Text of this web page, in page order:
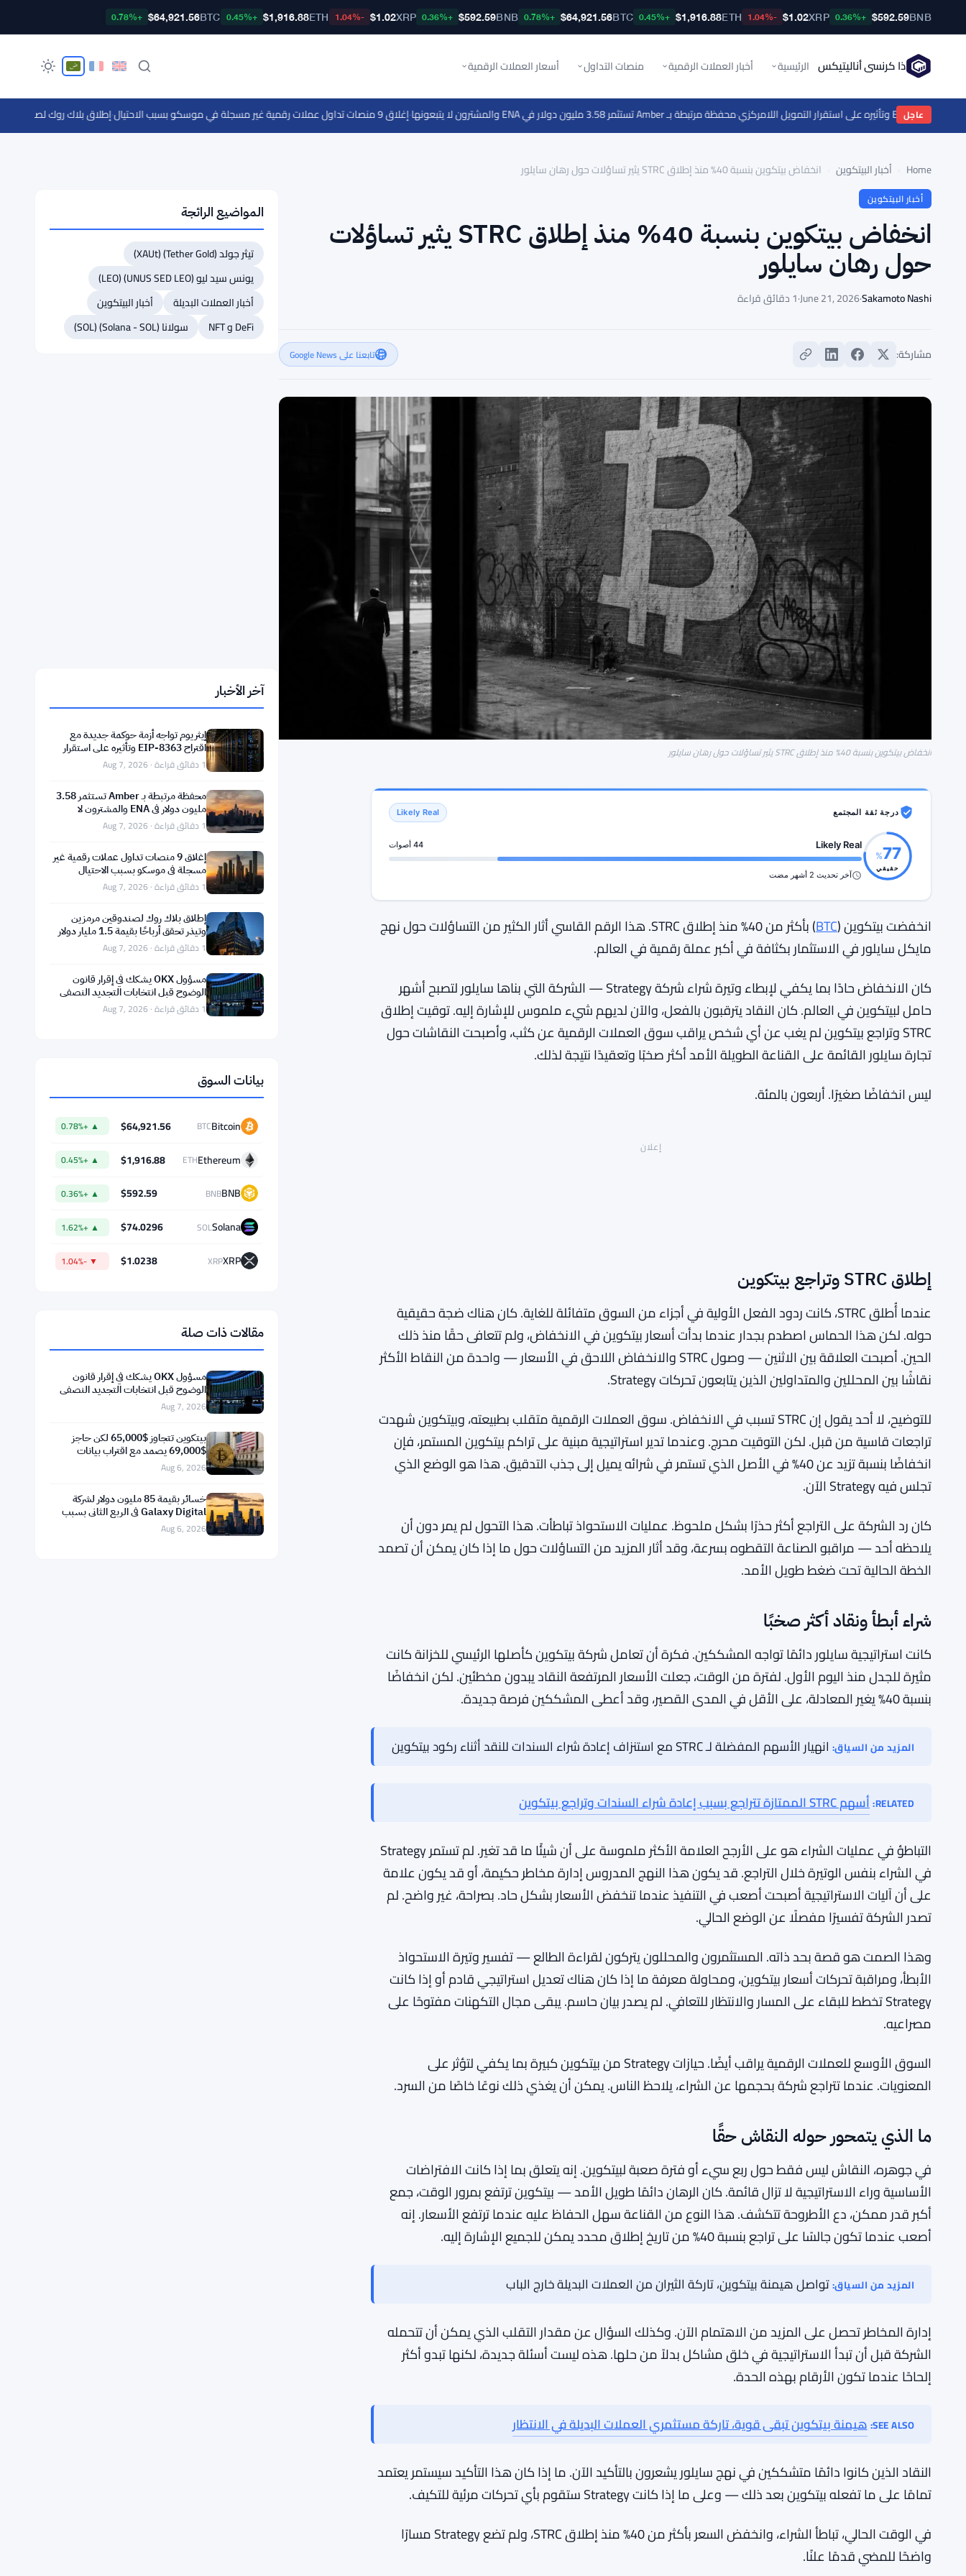
BNB
$592.59
+0.36%
XRP
$1.02
-1.04%
ETH
$1,916.88
+0.45%
BTC
$64,921.56
+0.78%
BNB
$592.59
+0.36%
XRP
$1.02
-1.04%
ETH
$1,916.88
+0.45%
BTC
$64,921.56
+0.78%
ذا كرنسي أناليتيكس الرئيسية أخبار العملات الرقمية منصات التداول أسعار العملات الرقمية
عاجل ·محفظة مرتبطة بـ Amber تستثمر 3.58 مليون دولار في ENA والمشترون لا يتبعونها ·إغلاق 9 منصات تداول عملات رقمية غير مسجلة في موسكو بسبب الاحتيال ·إطلاق بلاك روك لصندوقين مرمزين وتيذر تحقق
Home أخبار البيتكوين انخفاض بيتكوين بنسبة 40% منذ إطلاق STRC يثير تساؤلات حول رهان سايلور
أخبار البيتكوين
انخفاض بيتكوين بنسبة 40% منذ إطلاق STRC يثير تساؤلات
حول رهان سايلور
Sakamoto Nashi
·
June 21, 2026
·1 دقائق قراءة
مشاركة: تابعنا على Google News
انخفاض بيتكوين بنسبة 40% منذ إطلاق STRC يثير تساؤلات حول رهان سايلور
درجة ثقة المجتمع Likely Real
77
%
حقيقي
Likely Real 44 أصوات
آخر تحديث 2 أشهر مضت
انخفضت بيتكوين (BTC
) بأكثر من 40% منذ إطلاق STRC. هذا الرقم القاسي أثار الكثير من التساؤلات حول نهج
مايكل سايلور في الاستثمار بكثافة في أكبر عملة رقمية في العالم.
كان الانخفاض حادًا بما يكفي لإبطاء وتيرة شراء شركة Strategy — الشركة التي بناها سايلور لتصبح أشهر
حامل لبيتكوين في العالم. كان النقاد يترقبون بالفعل، والآن لديهم شيء ملموس للإشارة إليه. توقيت إطلاق
STRC وتراجع بيتكوين لم يغب عن أي شخص يراقب سوق العملات الرقمية عن كثب، وأصبحت النقاشات حول
تجارة سايلور القائمة على القناعة الطويلة الأمد أكثر صخبًا وتعقيدًا نتيجة لذلك.
ليس انخفاضًا صغيرًا. أربعون بالمئة.
إعلان
إطلاق STRC وتراجع بيتكوين
عندما أُطلق STRC، كانت ردود الفعل الأولية في أجزاء من السوق متفائلة للغاية. كان هناك ضجة حقيقية
حوله. لكن هذا الحماس اصطدم بجدار عندما بدأت أسعار بيتكوين في الانخفاض، ولم تتعافى حقًا منذ ذلك
نقاشًا بين المحللين والمتداولين الذين يتابعون تحركات Strategy.
للتوضيح، لا أحد يقول إن STRC تسبب في الانخفاض. سوق العملات الرقمية متقلب بطبيعته، وبيتكوين شهدت
انخفاضًا بنسبة تزيد عن 40% في الأصل الذي تستمر في شرائه يميل إلى جذب التدقيق. هذا هو الوضع الذي
تجلس فيه Strategy الآن.
كان رد الشركة على التراجع أكثر حذرًا بشكل ملحوظ. عمليات الاستحواذ تباطأت. هذا التحول لم يمر دون أن
يلاحظه أحد — مراقبو الصناعة التقطوه بسرعة، وقد أثار المزيد من التساؤلات حول ما إذا كان يمكن أن تصمد
كانت استراتيجية سايلور دائمًا تواجه المشككين. فكرة أن تعامل شركة بيتكوين كأصلها الرئيسي للخزانة كانت
بنسبة 40% يغير المعادلة، على الأقل في المدى القصير، وقد أعطى المشككين فرصة جديدة.
المزيد من السياق:انهيار الأسهم المفضلة لـ STRC مع استنزاف إعادة شراء السندات للنقد أثناء ركود بيتكوين
RELATED: أسهم STRC الممتازة تتراجع بسبب إعادة شراء السندات وتراجع بيتكوين
التباطؤ في عمليات الشراء هو على الأرجح العلامة الأكثر ملموسة على أن شيئًا ما قد تغير. لم تستمر Strategy
في الشراء بنفس الوتيرة خلال التراجع. قد يكون هذا النهج المدروس إدارة مخاطر حكيمة، أو قد يكون علامة
تصدر الشركة تفسيرًا مفصلًا عن الوضع الحالي.
الأبطأ، ومراقبة تحركات أسعار بيتكوين، ومحاولة معرفة ما إذا كان هناك تعديل استراتيجي قادم أو إذا كانت
Strategy تخطط للبقاء على المسار والانتظار للتعافي. لم يصدر بيان حاسم. يبقى مجال التكهنات مفتوحًا على
مصراعيه.
السوق الأوسع للعملات الرقمية يراقب أيضًا. حيازات Strategy من بيتكوين كبيرة بما يكفي لتؤثر على
المعنويات. عندما تتراجع شركة بحجمها عن الشراء، يلاحظ الناس. يمكن أن يغذي ذلك نوعًا خاصًا من السرد.
ما الذي يتمحور حوله النقاش حقًا
في جوهره، النقاش ليس فقط حول ربع سيء أو فترة صعبة لبيتكوين. إنه يتعلق بما إذا كانت الافتراضات
الأساسية وراء الاستراتيجية لا تزال قائمة. كان الرهان دائمًا طويل الأمد — بيتكوين ترتفع بمرور الوقت، جمع
أكبر قدر ممكن، دع الأطروحة تتكشف. هذا النوع من القناعة سهل الحفاظ عليه عندما ترتفع الأسعار. إنه
أصعب عندما تكون جالسًا على تراجع بنسبة 40% من تاريخ إطلاق محدد يمكن للجميع الإشارة إليه.
المزيد من السياق:تواصل هيمنة بيتكوين، تاركة الثيران من العملات البديلة خارج الباب
إدارة المخاطر تحصل على المزيد من الاهتمام الآن. وكذلك السؤال عن مقدار التقلب الذي يمكن أن تتحمله
الشركة قبل أن تبدأ الاستراتيجية في خلق مشاكل بدلاً من حلها. هذه ليست أسئلة جديدة، لكنها تبدو أكثر
إلحاحًا عندما تكون الأرقام بهذه الحدة.
المواضيع الرائجة
تيثر جولد (Tether Gold) (XAUt)
يونس سيد ليو (UNUS SED LEO) (LEO)
أخبار العملات البديلة
أخبار البيتكوين
DeFi و NFT
سولانا (Solana - SOL) (SOL)
إيثريوم تواجه أزمة حوكمة جديدة مع
التمويل اللامركزي
1 دقائق قراءة · Aug 7, 2026
يتبعونها1 دقائق قراءة · Aug 7, 2026
إغلاق 9 منصات تداول عملات رقمية غير
في الربع الثاني
1 دقائق قراءة · Aug 7, 2026
مسؤول OKX يشكك في إقرار قانون
ويحذر من هبوط البيتكوين إلى 55 ألف
1 دقائق قراءة · Aug 7, 2026
بيانات السوق
BNB
BNB
$592.59
▲ +0.36%
Solana
SOL
$74.0296
▲ +1.62%
XRP
XRP